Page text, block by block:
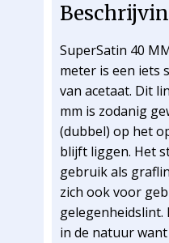
SuperSatin 40
meter is een iets
van acetaat. Dit
mm is zodanig
(dubbel) op het
blijft liggen. Het
gebruik als
zich ook voor
in de natuur